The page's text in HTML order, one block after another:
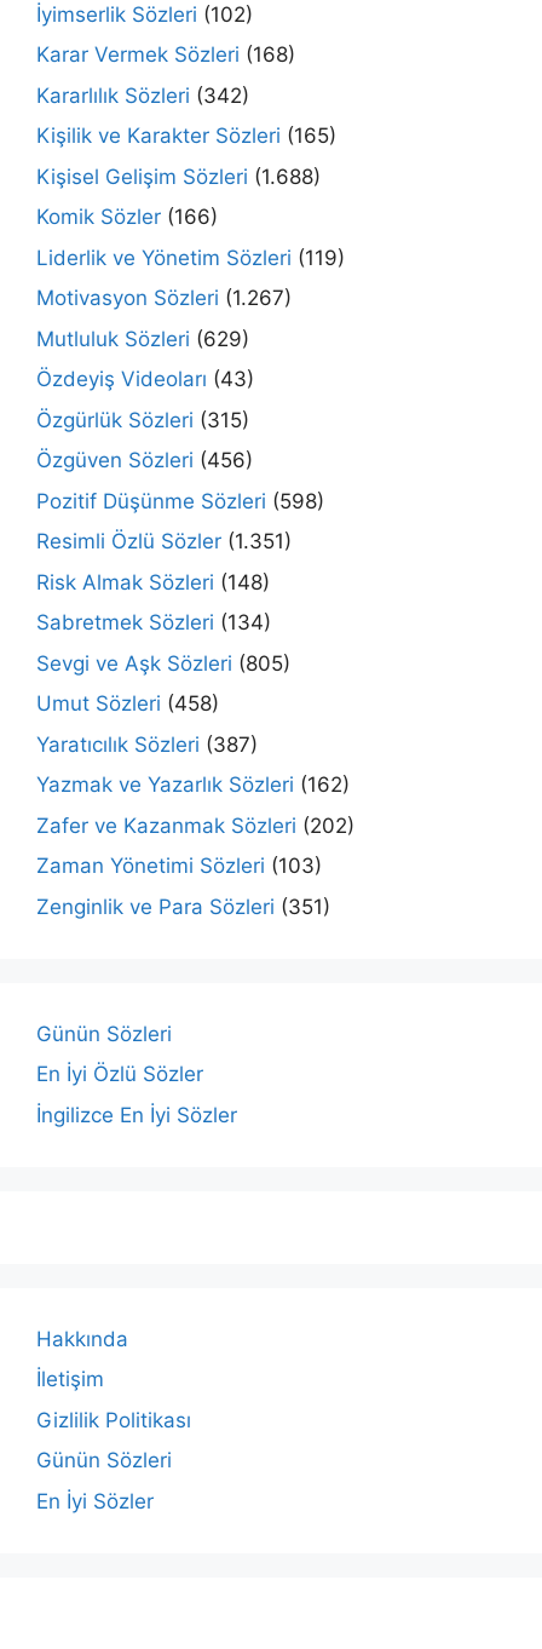
İyimserlik Sözleri (102)
Karar Vermek Sözleri (168)
Kararlılık Sözleri (342)
Kişilik ve Karakter Sözleri (165)
Kişisel Gelişim Sözleri (1.688)
Komik Sözler (166)
Liderlik ve Yönetim Sözleri (119)
Motivasyon Sözleri (1.267)
Mutluluk Sözleri (629)
Özdeyiş Videoları (43)
Özgürlük Sözleri (315)
Özgüven Sözleri (456)
Pozitif Düşünme Sözleri (598)
Resimli Özlü Sözler (1.351)
Risk Almak Sözleri (148)
Sabretmek Sözleri (134)
Sevgi ve Aşk Sözleri (805)
Umut Sözleri (458)
Yaratıcılık Sözleri (387)
Yazmak ve Yazarlık Sözleri (162)
Zafer ve Kazanmak Sözleri (202)
Zaman Yönetimi Sözleri (103)
Zenginlik ve Para Sözleri (351)
Günün Sözleri
En İyi Özlü Sözler
İngilizce En İyi Sözler
Hakkında
İletişim
Gizlilik Politikası
Günün Sözleri
En İyi Sözler